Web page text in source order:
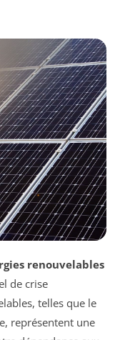
renouvelables
de crise
telles que le
représentent une